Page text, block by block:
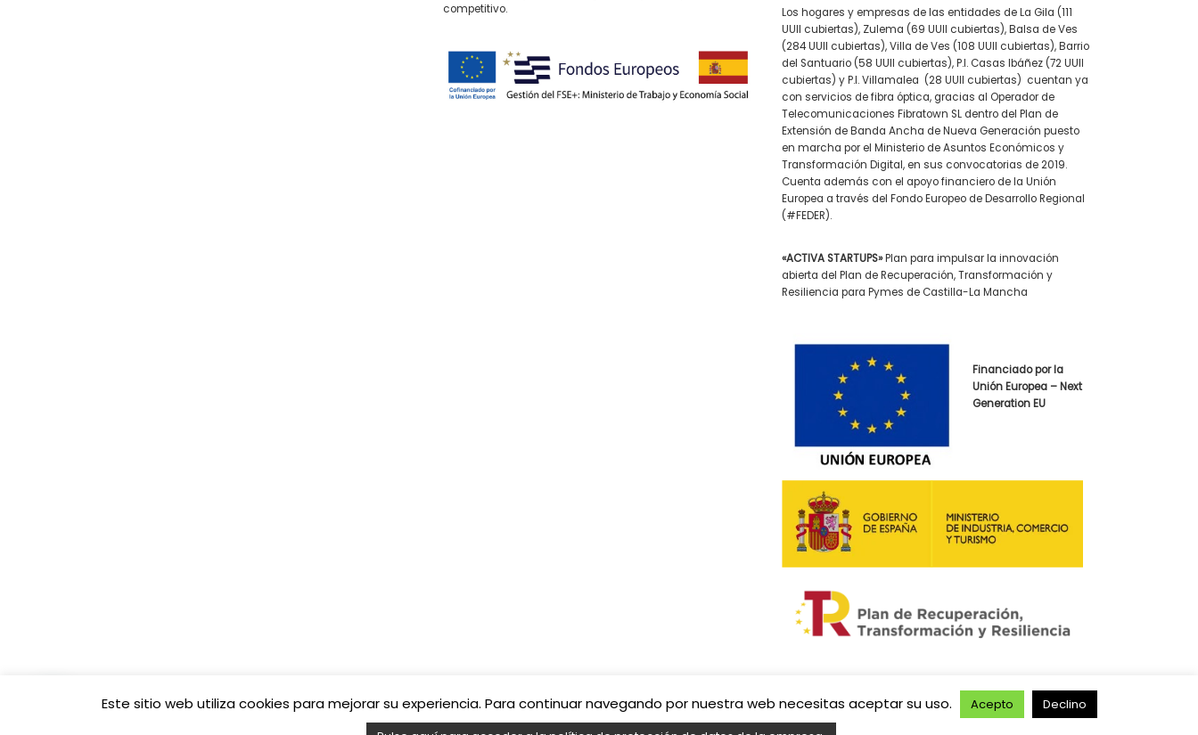
competitivo.
Los hogares y empresas de las entidades de La Gila (111
UUII cubiertas), Zulema (69 UUII cubiertas), Balsa de Ves
(284 UUII cubiertas), Villa de Ves (108 UUII cubiertas), Barrio
del Santuario (58 UUII cubiertas), P.I. Casas Ibáñez (72 UUII
cubiertas) y P.I. Villamalea (28 UUII cubiertas) cuentan ya
con servicios de fibra óptica, gracias al Operador de
Telecomunicaciones Fibratown SL dentro del Plan de
Extensión de Banda Ancha de Nueva Generación puesto
en marcha por el Ministerio de Asuntos Económicos y
Transformación Digital, en sus convocatorias de 2019.
Cuenta además con el apoyo financiero de la Unión
Europea a través del Fondo Europeo de Desarrollo Regional
(#FEDER).
«ACTIVA STARTUPS»Plan para impulsar la innovación
abierta del Plan de Recuperación, Transformación y
Resiliencia para Pymes de Castilla-La Mancha
Financiado por la
Unión Europea – Next
Generation EU
Fibratown | Tu operador de confianza.– Todos los derechos reservados
Este sitio web utiliza cookies para mejorar su experiencia. Para continuar navegando por nuestra web necesitas aceptar su uso. Acepto
Declino